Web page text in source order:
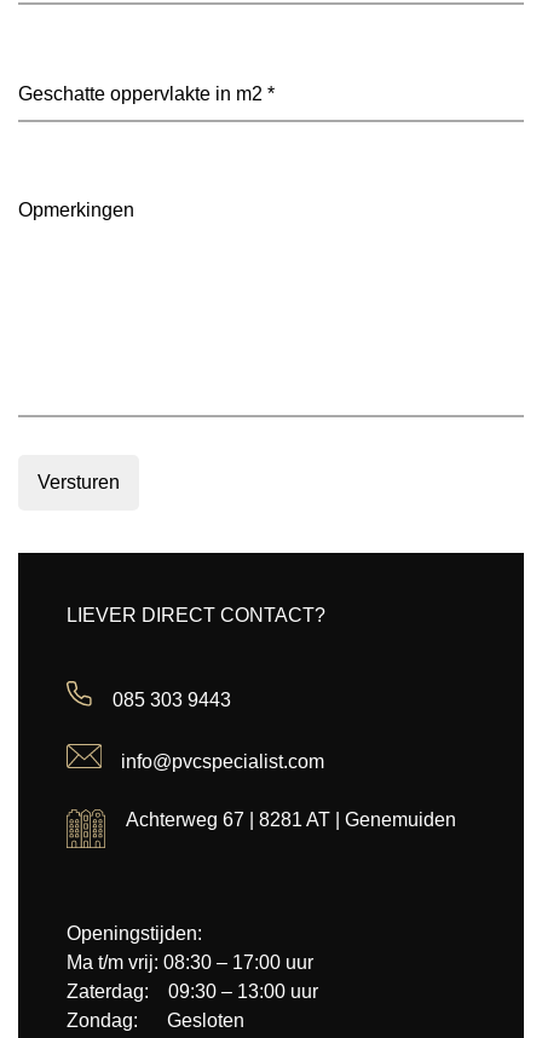
Opmerkingen
Versturen
LIEVER DIRECT CONTACT?
085 303 9443
info@pvcspecialist.com
Achterweg 67 | 8281 AT | Genemuiden
Openingstijden:
Ma t/m vrij: 08:30 – 17:00 uur
Zaterdag: 09:30 – 13:00 uur
Zondag: Gesloten